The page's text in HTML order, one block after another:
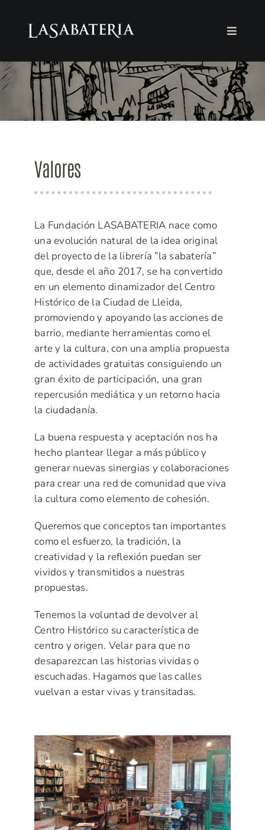
contenido
Toggle
LA FUNDACIÓN
LA LIBRERÍA
COLABORA
Español
Valores
La Fundación LASABATERIA nace como
una evolución natural de la idea original
del proyecto de la librería ”la sabatería”
que, desde el año 2017, se ha convertido
en un elemento dinamizador del Centro
Histórico de la Ciudad de Lleida,
promoviendo y apoyando las acciones de
barrio, mediante herramientas como el
arte y la cultura, con una amplia propuesta
de actividades gratuitas consiguiendo un
gran éxito de participación, una gran
repercusión mediática y un retorno hacia
la ciudadanía.
La buena respuesta y aceptación nos ha
hecho plantear llegar a más público y
generar nuevas sinergias y colaboraciones
para crear una red de comunidad que viva
la cultura como elemento de cohesión.
Queremos que conceptos tan importantes
como el esfuerzo, la tradición, la
creatividad y la reflexión puedan ser
vividos y transmitidos a nuestras
propuestas.
Tenemos la voluntad de devolver al
Centro Histórico su característica de
centro y origen. Velar para que no
desaparezcan las historias vividas o
escuchadas. Hagamos que las calles
vuelvan a estar vivas y transitadas.